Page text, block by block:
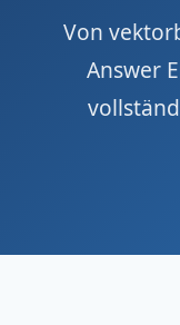
Von
Answer